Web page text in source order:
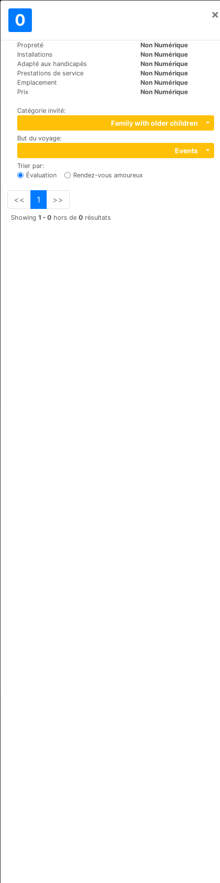
0 ×
Propreté
Non Numérique
Installations
Non Numérique
Adapté aux handicapés
Non Numérique
Prestations de service
Non Numérique
Emplacement
Non Numérique
Prix
Non Numérique
Catégorie invité:
Family with older children
But du voyage:
Events
Trier par:
Évaluation
Rendez-vous amoureux
<< 1 >>
Showing 1 - 0 hors de 0 résultats
Le Monde>
Alfa Apart Hotel
+90 549 779 07 79
Gürsu mah 328 sok. no 14 iç kapi no 4, 07070
Kitchen Amenities and dinning area : Stove top,